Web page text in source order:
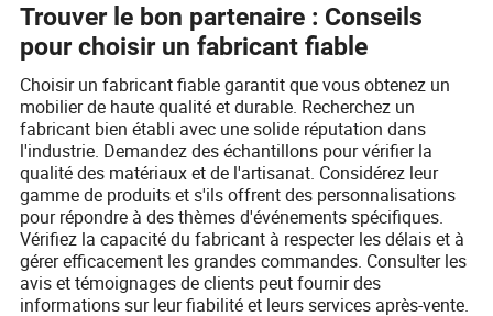
Trouver le bon partenaire : Conseils
pour choisir un fabricant fiable
Choisir un fabricant fiable garantit que vous obtenez un
mobilier de haute qualité et durable. Recherchez un
fabricant bien établi avec une solide réputation dans
l'industrie. Demandez des échantillons pour vérifier la
qualité des matériaux et de l'artisanat. Considérez leur
gamme de produits et s'ils offrent des personnalisations
pour répondre à des thèmes d'événements spécifiques.
Vérifiez la capacité du fabricant à respecter les délais et à
gérer efficacement les grandes commandes. Consulter les
avis et témoignages de clients peut fournir des
informations sur leur fiabilité et leurs services après-vente.